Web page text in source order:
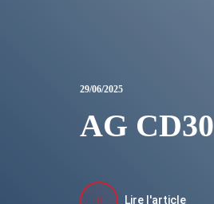
29/06/2025
AG CD30
Lire l'article